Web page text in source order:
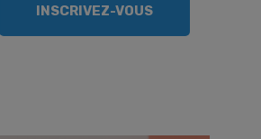
INSCRIVEZ-VOUS